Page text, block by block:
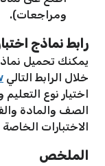
ومراجعات).
رابط نماذج
يمكنك تحميل
خلال الرابط التالي
اختيار نوع
الصف والمادة
الاختبارات الخاصة
الملخص